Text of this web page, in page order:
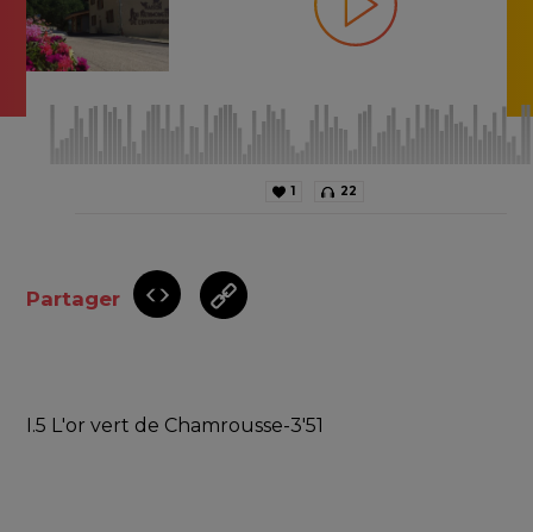
1 22
Partager
I.5 L'or vert de Chamrousse-3'51